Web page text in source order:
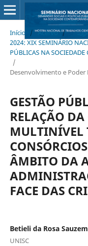
Início / Acervo /
2024: XIX SEMINÁRIO
PÚBLICAS NA
/
Desenvolvimento e Poder
GESTÃO
RELAÇÃO
MULTINÍVEL
ÂMBITO DA
FACE DAS
Betieli da Rosa
UNISC